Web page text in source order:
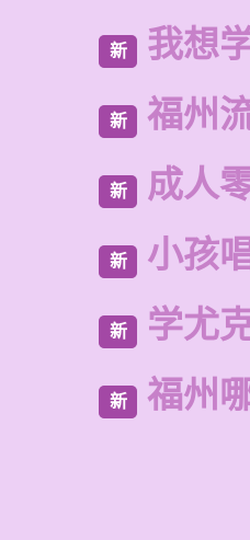
新 我想
新 福州
新 成人
新 小孩
新 学尤
新 福州